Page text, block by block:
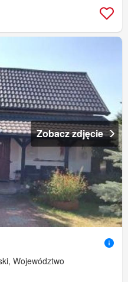
Zobacz zdjęcie
Województwo